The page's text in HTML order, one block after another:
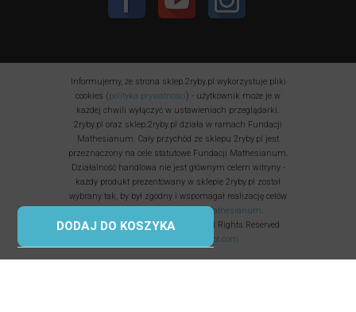
DODAJ DO KOSZYKA
Informujemy, że strona sklep.2ryby.pl wykorzystuje pliki
cookies (polityka prywatności) - użytkownik może je w
każdej chwili wyłączyć w ustawieniach przeglądarki.
2ryby.pl oraz sklep.2ryby.pl działa w ramach Fundacji
Mathesianum. Cały przychód ze sklepu 2ryby.pl jest
przeznaczony na cele statutowe Fundacji Mathesianum.
Działalność handlowa nie jest głównym celem witryny -
każdy produkt prezentowany w sklepie 2ryby.pl został
wybrany tak, by był zgodny i wspomagał realizację celów
misji Fundacji Mathesianum.
Fundacja Mathesianum © 2025 All Rights Reserved
uptimerobot.com